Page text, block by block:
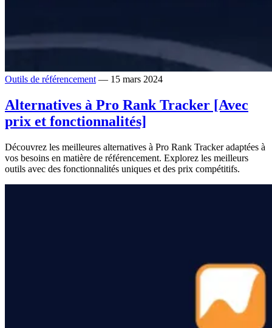
Outils de référencement — 15 mars 2024
Alternatives à Pro Rank Tracker [Avec
prix et fonctionnalités]
Découvrez les meilleures alternatives à Pro Rank Tracker adaptées à
vos besoins en matière de référencement. Explorez les meilleurs
outils avec des fonctionnalités uniques et des prix compétitifs.